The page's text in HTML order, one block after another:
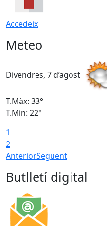
Accedeix
Meteo
Divendres, 7 d’agost
T.Màx: 33°
T.Min: 22°
1
2
AnteriorSegüent
Butlletí digital